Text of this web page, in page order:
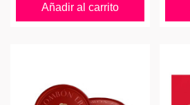
Añadir al carrito